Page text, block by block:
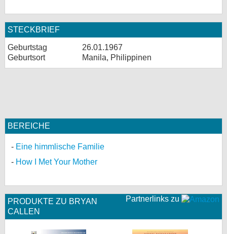
STECKBRIEF
Geburtstag
26.01.1967
Geburtsort
Manila, Philippinen
BEREICHE
Eine himmlische Familie
How I Met Your Mother
Partnerlinks zu
PRODUKTE ZU BRYAN
CALLEN